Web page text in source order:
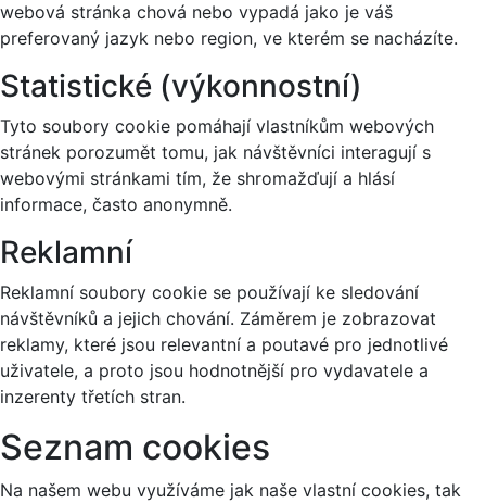
webová stránka chová nebo vypadá jako je váš
preferovaný jazyk nebo region, ve kterém se nacházíte.
Statistické (výkonnostní)
Tyto soubory cookie pomáhají vlastníkům webových
stránek porozumět tomu, jak návštěvníci interagují s
webovými stránkami tím, že shromažďují a hlásí
informace, často anonymně.
Reklamní
Reklamní soubory cookie se používají ke sledování
návštěvníků a jejich chování. Záměrem je zobrazovat
reklamy, které jsou relevantní a poutavé pro jednotlivé
uživatele, a proto jsou hodnotnější pro vydavatele a
inzerenty třetích stran.
Seznam cookies
Na našem webu využíváme jak naše vlastní cookies, tak